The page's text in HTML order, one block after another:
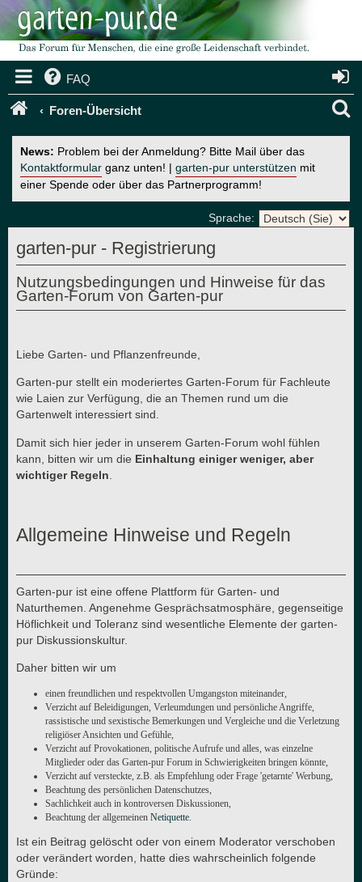
FAQ
Foren-Übersicht
News: Problem bei der Anmeldung? Bitte Mail über das
Kontaktformular ganz unten! | garten-pur unterstützen mit
einer Spende oder über das Partnerprogramm!
Sprache:
garten-pur - Registrierung
Nutzungsbedingungen und Hinweise für das
Garten-Forum von Garten-pur
Liebe Garten- und Pflanzenfreunde,
Garten-pur stellt ein moderiertes Garten-Forum für Fachleute
wie Laien zur Verfügung, die an Themen rund um die
Gartenwelt interessiert sind.
Damit sich hier jeder in unserem Garten-Forum wohl fühlen
kann, bitten wir um die Einhaltung einiger weniger, aber
wichtiger Regeln
Allgemeine Hinweise und Regeln
Garten-pur ist eine offene Plattform für Garten- und
Naturthemen. Angenehme Gesprächsatmosphäre, gegenseitige
Höflichkeit und Toleranz sind wesentliche Elemente der garten-
pur Diskussionskultur.
Daher bitten wir um
einen freundlichen und respektvollen Umgangston miteinander,
Verzicht auf Beleidigungen, Verleumdungen und persönliche Angriffe,
rassistische und sexistische Bemerkungen und Vergleiche und die Verletzung
religiöser Ansichten und Gefühle,
Verzicht auf Provokationen, politische Aufrufe und alles, was einzelne
Mitglieder oder das Garten-pur Forum in Schwierigkeiten bringen könnte,
Verzicht auf versteckte, z.B. als Empfehlung oder Frage 'getarnte' Werbung,
Beachtung des persönlichen Datenschutzes,
Sachlichkeit auch in kontroversen Diskussionen,
Beachtung der allgemeinen Netiquette.
Ist ein Beitrag gelöscht oder von einem Moderator verschoben
oder verändert worden, hatte dies wahrscheinlich folgende
Gründe: